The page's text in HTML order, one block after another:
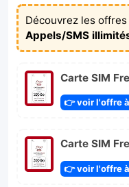
Découvrez les
Appels/SMS
Carte SIM
👉 voir l'offre
Carte SIM
👉 voir l'offre